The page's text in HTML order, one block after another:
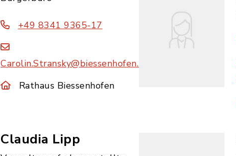
+49 8341 9365-17
Carolin.Stransky@biessenhofen.bayern.de
Rathaus Biessenhofen
Claudia Lipp